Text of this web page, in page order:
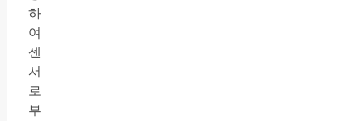
하
여
센
서
로
부